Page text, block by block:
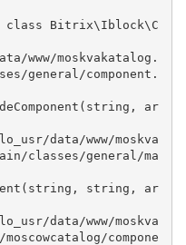
class Bitrix\Iblock\C
www/moskvakatalog.
general/component.
ar
classes/general/ma
string, ar
compone